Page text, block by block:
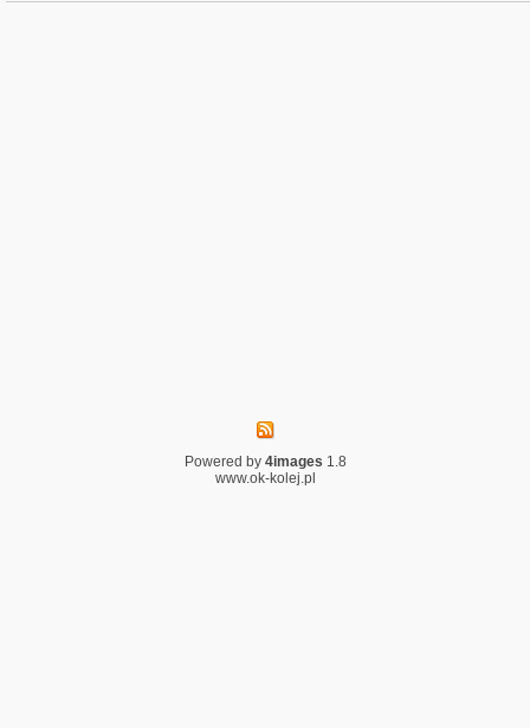
Powered by 4images 1.8
www.ok-kolej.pl